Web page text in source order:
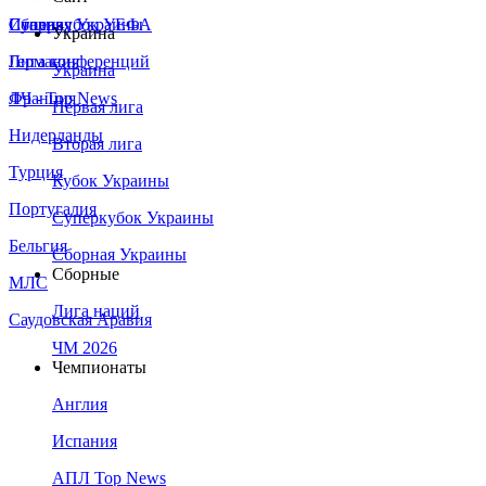
Сборная Украины
Италия
Германия
Франция
Нидерланды
Турция
Португалия
Бельгия
МЛС
Саудовская Аравия
Суперкубок УЕФА
Лига конференций
ЛЧ - Top News
Украина
Украина
Первая лига
Вторая лига
Кубок Украины
Суперкубок Украины
Сборная Украины
Сборные
Лига наций
ЧМ 2026
Чемпионаты
Англия
Испания
АПЛ Top News